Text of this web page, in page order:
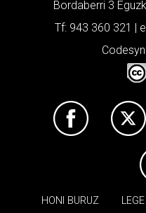
Bordaberri 3
Tf: 943 360 321 |
HONI BURUZ